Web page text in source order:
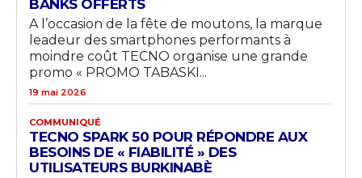
BANKS OFFERTS
A l’occasion de la fête de moutons, la marque
leadeur des smartphones performants à
moindre coût TECNO organise une grande
promo « PROMO TABASKI...
19 mai 2026
COMMUNIQUÉ
TECNO SPARK 50 POUR RÉPONDRE AUX
BESOINS DE « FIABILITÉ » DES
UTILISATEURS BURKINABÈ